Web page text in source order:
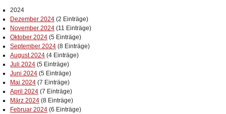
2024
Dezember 2024 (2 Einträge)
November 2024 (11 Einträge)
Oktober 2024 (5 Einträge)
September 2024 (8 Einträge)
August 2024 (4 Einträge)
Juli 2024 (5 Einträge)
Juni 2024 (5 Einträge)
Mai 2024 (7 Einträge)
April 2024 (7 Einträge)
März 2024 (8 Einträge)
Februar 2024 (6 Einträge)